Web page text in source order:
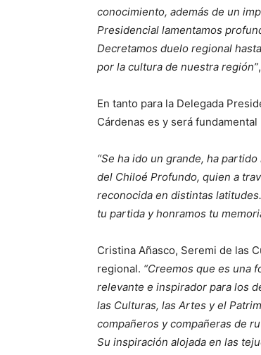
conocimiento, además de un
Presidencial lamentamos
Decretamos duelo regional
por la cultura de nuestra región”
En tanto para la Delegada
Cárdenas es y será
“Se ha ido un grande, ha
del Chiloé Profundo, quien a
reconocida en distintas
tu partida y honramos tu
Cristina Añasco, Seremi de las
regional. “Creemos que es una
relevante e inspirador para los
las Culturas, las Artes y el
compañeros y compañeras de
Su inspiración alojada en las